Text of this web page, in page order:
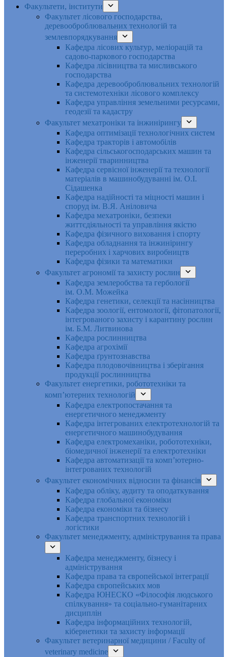
Факультети, інститути
Факультет лісового господарства,
деревооброблювальних технологій та
землевпорядкування
Кафедра лісових культур, меліорацій та
садово-паркового господарства
Кафедра лісівництва та мисливського
господарства
Кафедра деревооброблювальних технологій
та системотехніки лісового комплексу
Кафедра управління земельними ресурсами,
геодезії та кадастру
Факультет мехатроніки та інжинірингу
Кафедра оптимізації технологічних систем
Кафедра тракторів і автомобілів
Кафедра сільськогосподарських машин та
інженерії тваринництва
Кафедра cервісної інженерії та технології
матеріалів в машинобудуванні ім. О.І.
Сідашенка
Кафедра надійності та міцності машин і
споруд ім. В.Я. Аніловича
Кафедра мехатроніки, безпеки
життєдіяльності та управління якістю
Кафедра фізичного виховання і спорту
Кафедра обладнання та інжинірингу
переробних і харчових виробництв
Кафедра фізики та математики
Факультет агрономії та захисту рослин
Кафедра землеробства та гербології
ім. О.М. Можейка
Кафедра генетики, селекції та насінництва
Кафедра зоології, ентомології, фітопатології,
інтегрованого захисту і карантину рослин
ім. Б.М. Литвинова
Кафедра рослинництва
Кафедра агрохімії
Кафедра ґрунтознавства
Кафедра плодовочівництва і зберігання
продукції рослинництва
Факультет енергетики, робототехніки та
комп’ютерних технологій
Кафедра електропостачання та
енергетичного менеджменту
Кафедра інтегрованих електротехнологій та
енергетичного машинобудування
Кафедра електромеханіки, робототехніки,
біомедичної інженерії та електротехніки
Кафедра автоматизації та комп’ютерно-
інтегрованих технологій
Факультет економічних відносин та фінансів
Кафедра обліку, аудиту та оподаткування
Кафедра глобальної економіки
Кафедра економіки та бізнесу
Кафедра транспортних технологій і
логістики
Факультет менеджменту, адміністрування та права
Кафедра менеджменту, бізнесу і
адміністрування
Кафедра права та європейської інтеграції
Кафедра європейських мов
Кафедра ЮНЕСКО «Філософія людського
спілкування» та соціально-гуманітарних
дисциплін
Кафедра інформаційних технологій,
кібернетики та захисту інформації
Факультет ветеринарної медицини / Faculty of
veterinary medicine